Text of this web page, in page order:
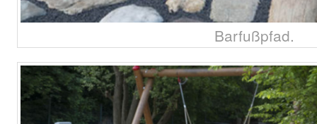
Barfußpfad.